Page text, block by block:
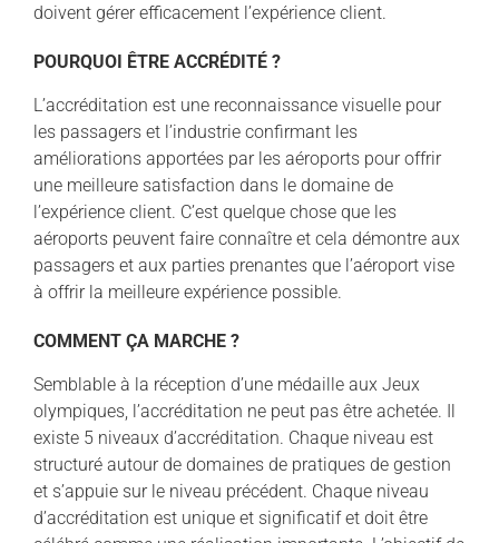
doivent gérer efficacement l’expérience client.
POURQUOI ÊTRE ACCRÉDITÉ ?
L’accréditation est une reconnaissance visuelle pour
les passagers et l’industrie confirmant les
améliorations apportées par les aéroports pour offrir
une meilleure satisfaction dans le domaine de
l’expérience client. C’est quelque chose que les
aéroports peuvent faire connaître et cela démontre aux
passagers et aux parties prenantes que l’aéroport vise
à offrir la meilleure expérience possible.
COMMENT ÇA MARCHE ?
Semblable à la réception d’une médaille aux Jeux
olympiques, l’accréditation ne peut pas être achetée. Il
existe 5 niveaux d’accréditation. Chaque niveau est
structuré autour de domaines de pratiques de gestion
et s’appuie sur le niveau précédent. Chaque niveau
d’accréditation est unique et significatif et doit être